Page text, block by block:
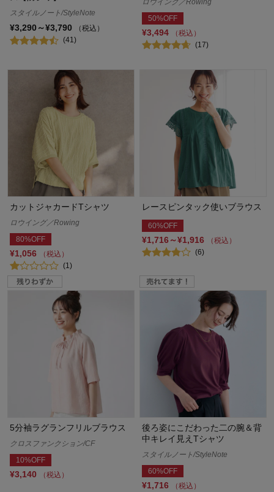
スタイルノート/StyleNote
¥3,290～¥3,790
（税込）
(41)
ロウイング／Rowing
50%OFF
¥3,494
（税込）
(17)
カットジャカードTシャツ
ロウイング／Rowing
80%OFF
¥1,056
（税込）
(1)
レースピンタック使いブラウス
60%OFF
¥1,716～¥1,916
（税込）
(6)
5分袖ラグランフリルブラウス
クロスファンクション/CF
10%OFF
¥3,140 （税込）
後ろ姿にこだわった二の腕＆背
中キレイ見えTシャツ
スタイルノート/StyleNote
60%OFF
¥1,716
（税込）